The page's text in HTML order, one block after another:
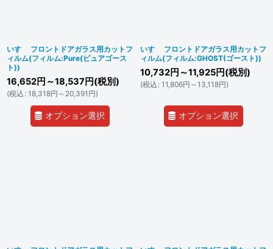
いすゞ フロントドアガラス用カットフ
ィルム(フィルム:Pure(ピュアゴース
ト))
16,652円 ～18,537 円(税別)
(税込 : 18,318円 ～20,391 円)
オプション選択
いすゞ フロントドアガラス用カットフ
ィルム(フィルム:GHOST(ゴースト))
10,732円 ～11,925円(税別)
(税込 : 11,806円 ～13,118円)
オプション選択